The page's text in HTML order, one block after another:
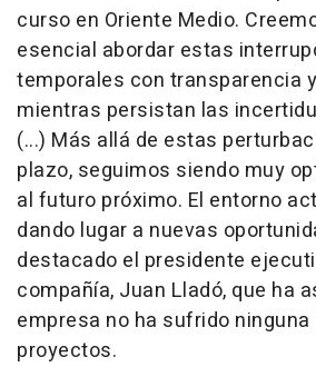
curso en Oriente Medio.
esencial abordar estas
temporales con transparencia
mientras persistan las
(...) Más allá de estas
plazo, seguimos siendo muy
al futuro próximo. El entorno
dando lugar a nuevas
destacado el presidente
compañía, Juan Lladó, que ha
empresa no ha sufrido
proyectos.